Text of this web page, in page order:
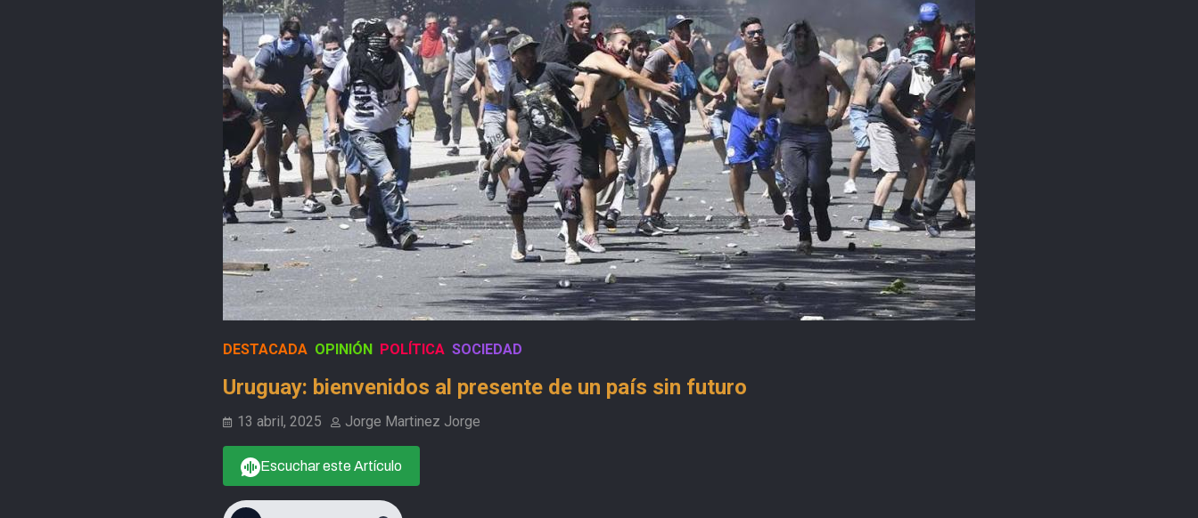
DESTACADA OPINIÓN POLÍTICA SOCIEDAD
Uruguay: bienvenidos al presente de un país sin futuro
13 abril, 2025 Jorge Martinez Jorge
Escuchar este Artículo